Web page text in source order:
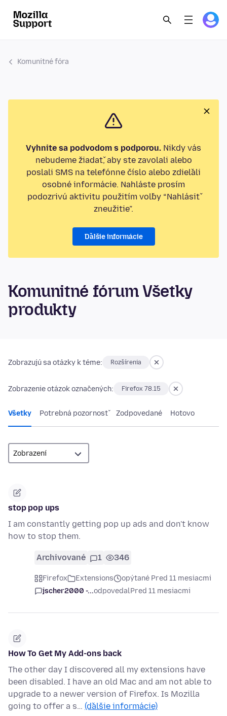
Komunitné fóra
Vyhnite sa podvodom s podporou. Nikdy vás
nebudeme žiadať, aby ste zavolali alebo
poslali SMS na telefónne číslo alebo zdieľali
osobné informácie. Nahláste prosím
podozrivú aktivitu použitím voľby “Nahlásiť
zneužitie”.
Ďalšie informácie
Komunitné fórum Všetky
produkty
Zobrazujú sa otázky k téme: Rozšírenia
Zobrazenie otázok označených: Firefox 78.15
Všetky Potrebná pozornosť Zodpovedané Hotovo
stop pop ups
I am constantly getting pop up ads and don't know
how to stop them.
Archivované 1 346
Firefox Extensions
opýtané Pred 11 mesiacmi
jscher2000 -...odpovedalPred 11 mesiacmi
How To Get My Add-ons back
The other day I discovered all my extensions have
been disabled. I have an old Mac and am not able to
upgrade to a newer version of Firefox. Is Mozilla
going to offer a s… (ďalšie informácie)